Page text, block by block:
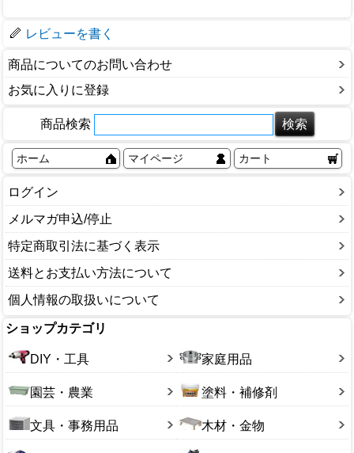
レビューを書く
商品についてのお問い合わせ
お気に入りに登録
商品検索
ホーム マイページ カート
ログイン
メルマガ申込/停止
特定商取引法に基づく表示
送料とお支払い方法について
個人情報の取扱いについて
ショップカテゴリ
DIY・工具 家庭用品
園芸・農業 塗料・補修剤
文具・事務用品 木材・金物